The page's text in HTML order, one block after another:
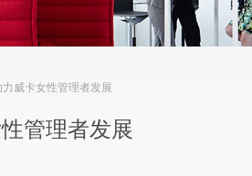
力威卡女性管理者发展
管理者发展